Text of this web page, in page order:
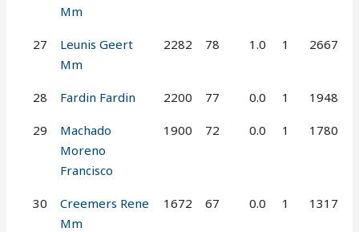
Mm
27
Leunis Geert
Mm
2282 78 1.0 1 2667
28 Fardin Fardin 2200 77 0.0 1 1948
29
Machado
Moreno
Francisco
1900 72 0.0 1 1780
30
Creemers Rene
Mm
1672 67 0.0 1 1317